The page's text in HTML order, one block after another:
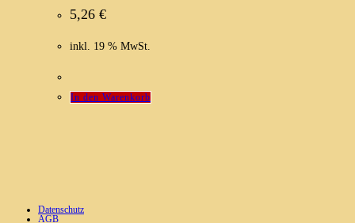
5,26 €
inkl. 19 % MwSt.
In den Warenkorb
Datenschutz
AGB